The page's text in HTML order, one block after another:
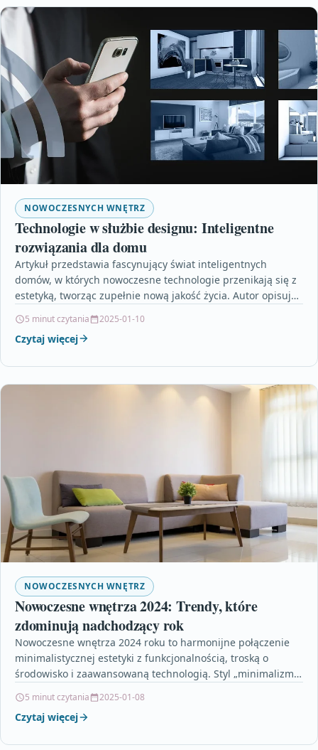
NOWOCZESNYCH WNĘTRZ
Technologie w służbie designu: Inteligentne
rozwiązania dla domu
Artykuł przedstawia fascynujący świat inteligentnych
domów, w których nowoczesne technologie przenikają się z
estetyką, tworząc zupełnie nową jakość życia. Autor opisuje,
5 minut czytania 2025-01-10
Czytaj więcej
NOWOCZESNYCH WNĘTRZ
Nowoczesne wnętrza 2024: Trendy, które
zdominują nadchodzący rok
Nowoczesne wnętrza 2024 roku to harmonijne połączenie
minimalistycznej estetyki z funkcjonalnością, troską o
środowisko i zaawansowaną technologią. Styl „minimalizm z
5 minut czytania 2025-01-08
Czytaj więcej